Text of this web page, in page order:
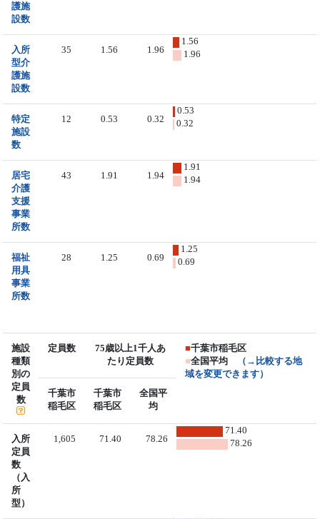
護施
設数
入所
型介
護施
設数
35 1.56 1.96
1.56
1.96
特定
施設
数
12 0.53 0.32
0.53
0.32
居宅
介護
支援
事業
所数
43 1.91 1.94
1.91
1.94
福祉
用具
事業
所数
28 1.25 0.69
1.25
0.69
施設
種類
別の
定員
数
定員数
75歳以上1千人あ
たり定員数
■千葉市稲毛区
■全国平均
（→比較する地
域を変更できます）
千葉市
稲毛区
千葉市
稲毛区
全国平
均
入所
定員
数
（入
所
型）
1,605 71.40 78.26
71.40
78.26